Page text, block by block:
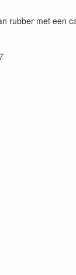
rubber met een